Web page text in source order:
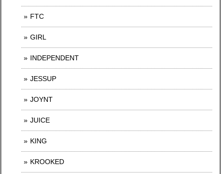
FTC
GIRL
INDEPENDENT
JESSUP
JOYNT
JUICE
KING
KROOKED